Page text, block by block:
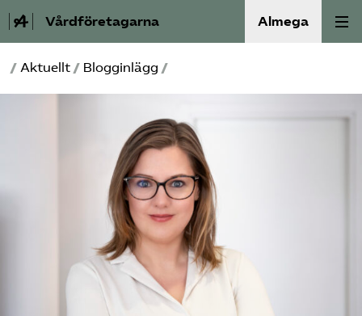
Vårdföretagarna Almega
Välfärdskriminalitet
Våra frågor
/ Aktuellt / Blogginlägg /